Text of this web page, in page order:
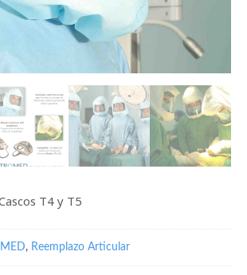
T4 y T5
, Reemplazo Articular